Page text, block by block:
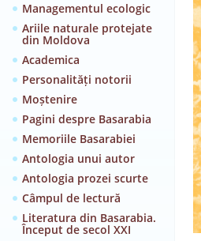
Managementul ecologic
Ariile naturale protejate
din Moldova
Academica
Personalități notorii
Moștenire
Pagini despre Basarabia
Memoriile Basarabiei
Antologia unui autor
Antologia prozei scurte
Câmpul de lectură
Literatura din Basarabia.
Început de secol XXI